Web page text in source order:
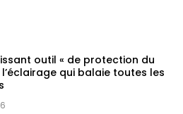
outil « de protection du
qui balaie toutes les